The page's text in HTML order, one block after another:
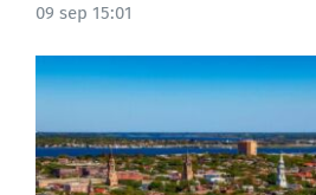
09 sep 15:01